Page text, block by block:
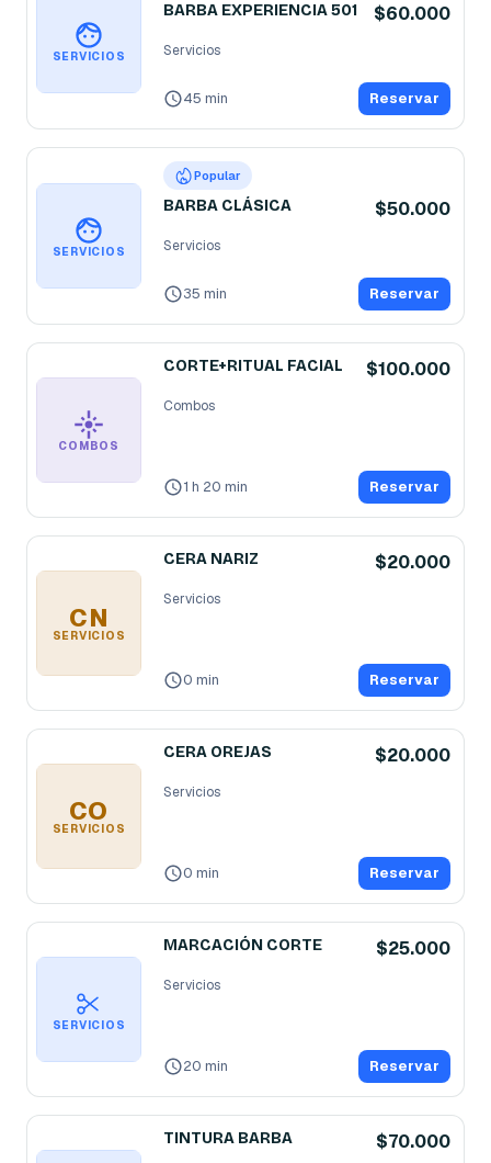
SERVICIOS
BARBA EXPERIENCIA 501 $60.000
Servicios
45 min Reservar
SERVICIOS
Popular
BARBA CLÁSICA $50.000
Servicios
35 min Reservar
COMBOS
CORTE+RITUAL FACIAL $100.000
Combos
1 h 20 min Reservar
CN
SERVICIOS
CERA NARIZ $20.000
Servicios
0 min Reservar
CO
SERVICIOS
CERA OREJAS $20.000
Servicios
0 min Reservar
SERVICIOS
MARCACIÓN CORTE $25.000
Servicios
20 min Reservar
TINTURA BARBA $70.000